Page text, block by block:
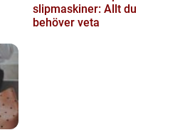
slipmaskiner: Allt du
behöver veta